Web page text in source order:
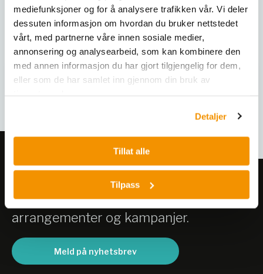
mediefunksjoner og for å analysere trafikken vår. Vi deler
dessuten informasjon om hvordan du bruker nettstedet
vårt, med partnerne våre innen sosiale medier,
annonsering og analysearbeid, som kan kombinere den
med annen informasjon du har gjort tilgjengelig for dem,
eller som de har samlet inn gjennom din bruk av
Detaljer
Tillat alle
Tilpass
Varianter
Meld deg på vårt nyhetsbrev!
Få informasjon om produkter,
arrangementer og kampanjer.
Meld på nyhetsbrev